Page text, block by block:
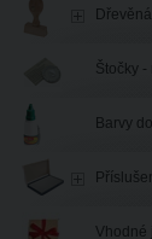
Štočky -
Barvy
Vhodné